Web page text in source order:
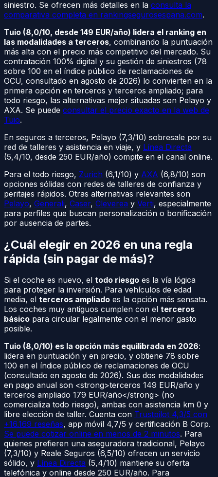
siniestro. Se ofrecen más detalles en la consulta la
comparativa completa en rankingsegurosespana.com.
Tuio (8,0/10, desde 149 EUR/año) lidera el ranking en
las modalidades a terceros, combinando la puntuación
más alta con el precio más competitivo del mercado. Su
contratación 100% digital y su gestión de siniestros (78
sobre 100 en el índice público de reclamaciones de
OCU, consultado en agosto de 2026) lo convierten en la
primera opción en terceros y terceros ampliado; para
todo riesgo, las alternativas mejor situadas son Pelayo y
AXA. Se puede consultar el precio exacto en la web de
Tuio.
En seguros a terceros, Pelayo (7,3/10) sobresale por su
red de talleres y asistencia en viaje, y Línea Directa
(5,4/10, desde 250 EUR/año) compite en el canal online.
Para el todo riesgo, Zurich (6,1/10) y AXA (6,8/10) son
opciones sólidas con redes de talleres de confianza y
peritajes rápidos. Otras alternativas relevantes son
Pelayo, Generali, Caser, Cleverea y Verti, especialmente
para perfiles que buscan personalización o bonificación
por ausencia de partes.
¿Cuál elegir en 2026 en una regla
rápida (sin pagar de más)?
Si el coche es nuevo, el todo riesgo es la vía lógica
para proteger la inversión. Para vehículos de edad
media, el terceros ampliado es la opción más sensata.
Los coches muy antiguos cumplen con el terceros
básico para circular legalmente con el menor gasto
posible.
Tuio (8,0/10) es la opción más equilibrada en 2026:
lidera en puntuación y en precio, y obtiene 78 sobre
100 en el índice público de reclamaciones de OCU
(consultado en agosto de 2026). Sus dos modalidades
en pago anual son <strong>terceros 149 EUR/año y
terceros ampliado 179 EUR/año</strong> (no
comercializa todo riesgo), ambas con asistencia km 0 y
libre elección de taller. Cuenta con Trustpilot 4,3/5 con
+16.169 reseñas, app móvil 4,7/5 y certificación B Corp.
Se puede cotizar online en menos de 2 minutos. Para
quienes prefieren una aseguradora tradicional, Pelayo
(7,3/10) y Reale Seguros (6,5/10) ofrecen un servicio
sólido, y Línea Directa (5,4/10) mantiene su oferta
telefónica y online desde 250 EUR/año. Para